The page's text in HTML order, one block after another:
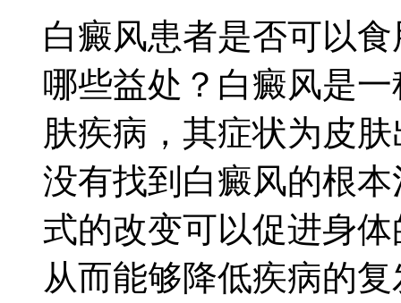
白癜风患者是否可以
哪些益处？白癜风是
肤疾病，其症状为皮
没有找到白癜风的根
式的改变可以促进身
从而能够降低疾病的